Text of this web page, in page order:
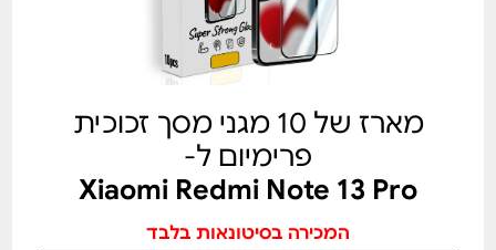
מארז של 10 מגני מסך זכוכית
פרימיום ל-
Xiaomi Redmi Note 13 Pro
המכירה בסיטונאות בלבד